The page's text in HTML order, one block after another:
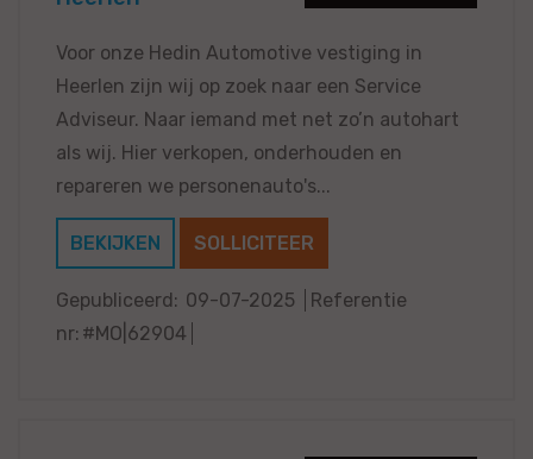
Voor onze Hedin Automotive vestiging in
Heerlen zijn wij op zoek naar een Service
Adviseur. Naar iemand met net zo’n autohart
als wij. Hier verkopen, onderhouden en
repareren we personenauto's...
BEKIJKEN SOLLICITEER
Gepubliceerd: 09-07-2025
Referentie
nr: #MO|62904